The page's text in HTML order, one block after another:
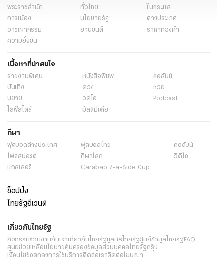
พระราชสำนัก ทั่วไทย
ในกระแส
การเมือง
นโยบายรัฐ
ต่างประเทศ
อาชญากรรม
ยานยนต์
ราคาทองคำ
ความยั่งยืน
เนื้อหาที่น่าสนใจ
รายงานพิเศษ หนังสือพิมพ์
คอลัมน์
บันเทิง
ดวง
หวย
นิยาย
วิดีโอ
Podcast
ไลฟ์สไตล์
มัลติมีเดีย
กีฬา
ฟุตบอลต่่างประเทศ ฟุตบอลไทย
คอลัมน์
ไฟต์สปอร์ต
กีฬาโลก
วิดีโอ
แกลเลอรี่
Carabao 7-a-Side Cup
ช็อปปิ้ง
ไทยรัฐอีเวนต์
เกี่ยวกับไทยรัฐ
กิจกรรมร่วมงานกับเราเกี่ยวกับไทยรัฐมูลนิธิไทยรัฐศูนย์ข้อมูลไทยรัฐFAQ
ศูนย์ช่วยเหลือนโยบายคุ้มครองข้อมูลส่วนบุคคลไทยรัฐกรุ๊ป
เงื่อนไขข้อตกลงการใช้บริการติดต่อเราติดต่อโฆษณา